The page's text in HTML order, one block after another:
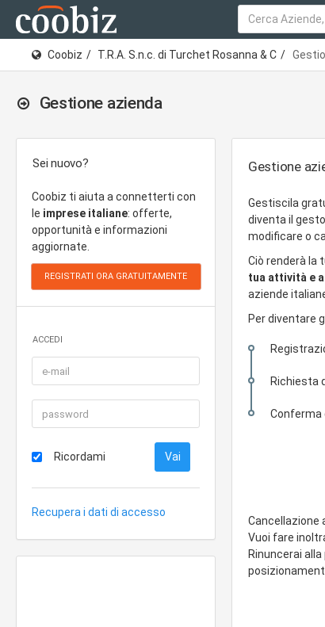
Coobiz T.R.A. S.n.c. di Turchet Rosanna & C
Gestione azienda
Sei nuovo?
Coobiz ti aiuta a connetterti con
le imprese italiane: offerte,
opportunità e informazioni
aggiornate.
ACCEDI
Ricordami
Recupera i dati di accesso
Gestione
Gestiscila
diventa il
modificare o
Ciò renderà la
tua attività e
aziende
Per diventare
Richiesta
Conferma
Cancellazione
Vuoi fare
Rinuncerai